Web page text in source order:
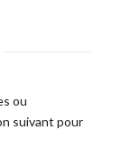
ou
suivant pour